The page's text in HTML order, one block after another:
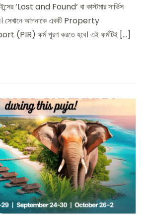
‘Lost and Found‘ বা কাস্টমার সার্ভিস
সেখানে আপনাকে একটি Property
ফর্ম পূরণ করতে হবে। এই ফর্মটিই […]